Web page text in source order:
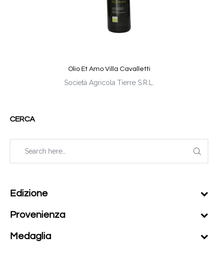
Olio Et Amo Villa Cavalletti
Società Agricola Tierre S.R.L.
CERCA
Edizione
Provenienza
Medaglia